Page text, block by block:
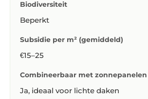
Biodiversiteit
Beperkt
Subsidie per m² (gemiddeld)
€15–25
Combineerbaar met zonnepanelen
Ja, ideaal voor lichte daken